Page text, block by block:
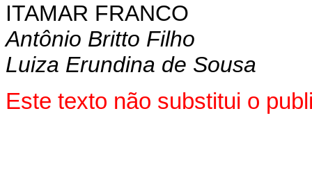
ITAMAR FRANCO
Antônio Britto Filho
Luiza Erundina de Sousa
Este texto não substitui o